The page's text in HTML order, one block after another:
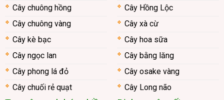
Cây chuông hồng
Cây chuông vàng
Cây kè bạc
Cây ngọc lan
Cây phong lá đỏ
Cây chuối rẻ quạt
Cây Hồng Lộc
Cây xà cừ
Cây hoa sữa
Cây bằng lăng
Cây osake vàng
Cây Long não